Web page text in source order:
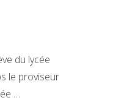
du lycée
le proviseur
…